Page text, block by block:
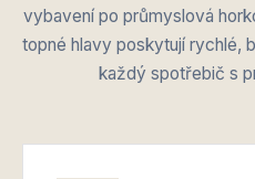
vybavení po průmyslová
topné hlavy poskytují rychlé,
každý spotřebič s